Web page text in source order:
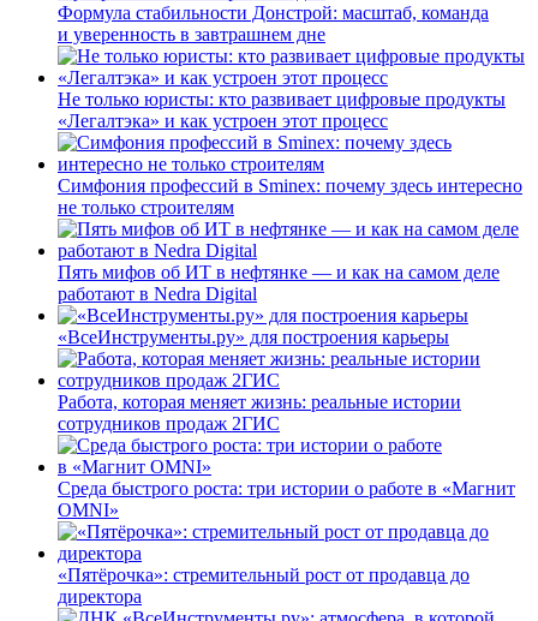
Формула стабильности Донстрой: масштаб, команда
и уверенность в завтрашнем дне
Не только юристы: кто развивает цифровые продукты
«Легалтэка» и как устроен этот процесс
Симфония профессий в Sminex: почему здесь интересно
не только строителям
Пять мифов об ИТ в нефтянке — и как на самом деле
работают в Nedra Digital
«ВсеИнструменты.ру» для построения карьеры
Работа, которая меняет жизнь: реальные истории
сотрудников продаж 2ГИС
Среда быстрого роста: три истории о работе в «Магнит
OMNI»
«Пятёрочка»: стремительный рост от продавца до
директора